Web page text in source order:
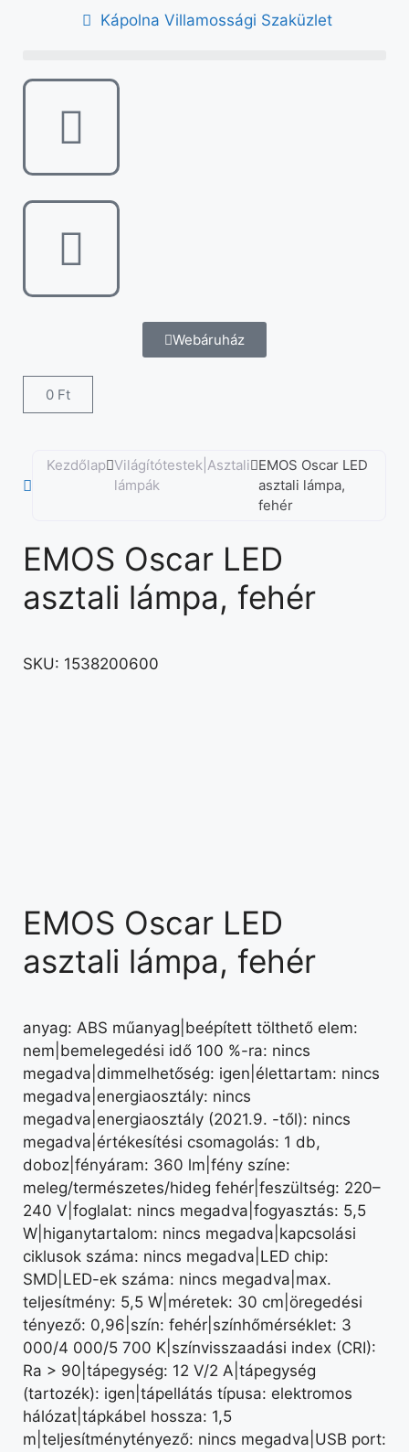
Kápolna Villamossági Szaküzlet
Webáruház
0 Ft
Kezdőlap Világítótestek|Asztali
lámpák
EMOS Oscar LED
asztali lámpa,
fehér
EMOS Oscar LED
asztali lámpa, fehér
SKU: 1538200600
EMOS Oscar LED
asztali lámpa, fehér
anyag: ABS műanyag|beépített tölthető elem:
nem|bemelegedési idő 100 %-ra: nincs
megadva|dimmelhetőség: igen|élettartam: nincs
megadva|energiaosztály: nincs
megadva|energiaosztály (2021.9. -től): nincs
megadva|értékesítési csomagolás: 1 db,
doboz|fényáram: 360 lm|fény színe:
meleg/természetes/hideg fehér|feszültség: 220–
240 V|foglalat: nincs megadva|fogyasztás: 5,5
W|higanytartalom: nincs megadva|kapcsolási
ciklusok száma: nincs megadva|LED chip:
SMD|LED-ek száma: nincs megadva|max.
teljesítmény: 5,5 W|méretek: 30 cm|öregedési
tényező: 0,96|szín: fehér|színhőmérséklet: 3
000/4 000/5 700 K|színvisszaadási index (CRI):
Ra > 90|tápegység: 12 V/2 A|tápegység
(tartozék): igen|tápellátás típusa: elektromos
hálózat|tápkábel hossza: 1,5
m|teljesítménytényező: nincs megadva|USB port: